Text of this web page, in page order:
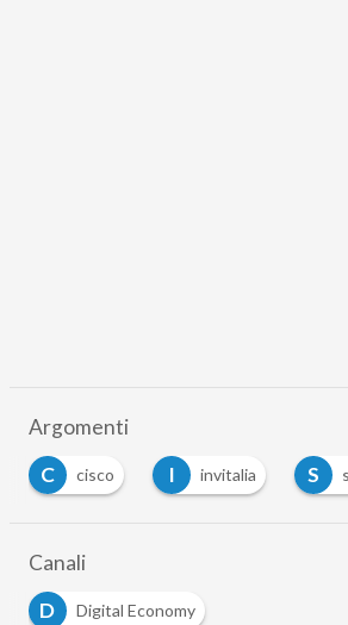
Argomenti
C
cisco I invitalia S
Canali
D
Digital Economy